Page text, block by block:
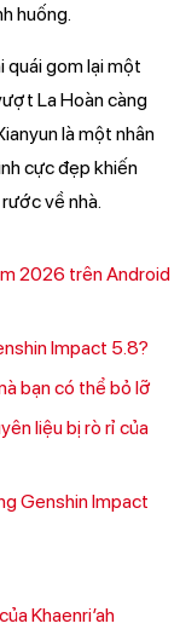
huống.
quái gom lại một
La Hoàn càng
là một nhân
cực đẹp khiến
về nhà.
2026 trên Android
Impact 5.8?
bạn có thể bỏ lỡ
liệu bị rò rỉ của
Genshin Impact
Khaenri’ah